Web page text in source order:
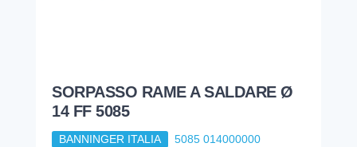
SORPASSO RAME A SALDARE Ø
14 FF 5085
BANNINGER ITALIA 5085 014000000